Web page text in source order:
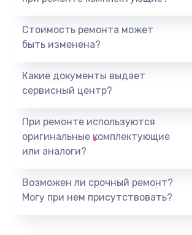
1440 руб.
Ремонт южного моста
Замена батарейки BIOS
Заказать
Стоимость ремонта может
быть изменена?
Какие документы выдает
сервисный центр?
При ремонте используются
оригинальные комплектующие
или аналоги?
Возможен ли срочный ремонт?
Могу при нем присутствовать?